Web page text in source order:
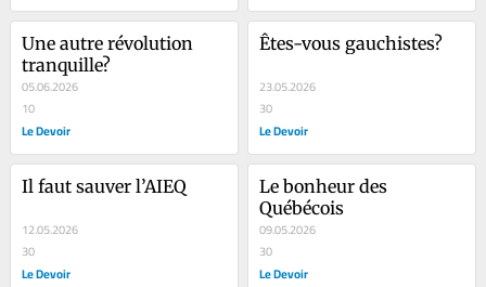
Une autre révolution
tranquille?
05.06.2026
10
Le Devoir
Êtes-vous gauchistes?
23.05.2026
30
Le Devoir
Il faut sauver l’AIEQ
12.05.2026
30
Le Devoir
Le bonheur des
Québécois
09.05.2026
30
Le Devoir